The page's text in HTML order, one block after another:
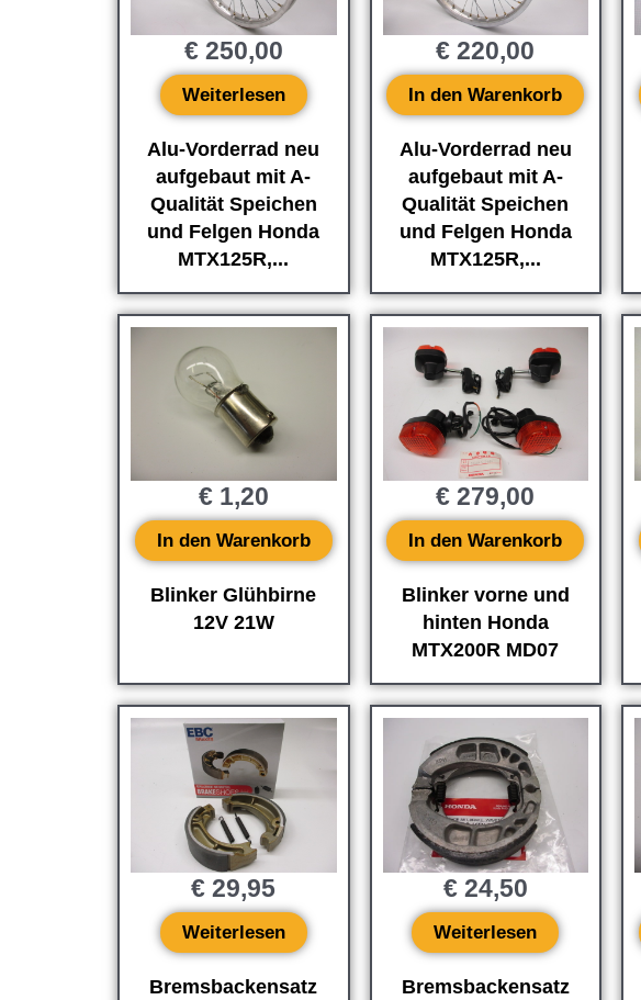
Alu-Vorderrad neu
aufgebaut mit A-
Qualität Speichen
und Felgen Honda
MTX125R,...
€250,00
Weiterlesen
Alu-Vorderrad neu
aufgebaut mit A-
Qualität Speichen
und Felgen Honda
MTX125R,...
€ 220,00
In den Warenkorb
Blinker Glühbirne
12V 21W
€1,20
In den Warenkorb
Blinker vorne und
hinten Honda
MTX200R MD07
€ 279,00
In den Warenkorb
Bremsbackensatz
€ 29,95
Weiterlesen
Bremsbackensatz
€24,50
Weiterlesen